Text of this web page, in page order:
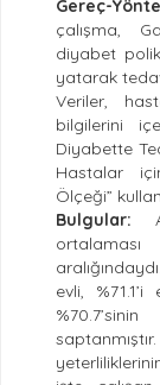
Gereç-
çalışma,
diyabet
yatarak
Veriler,
bilgilerini
Diyabette
Hastalar
Ölçeği”
Bulgular:
ortalaması
evli,